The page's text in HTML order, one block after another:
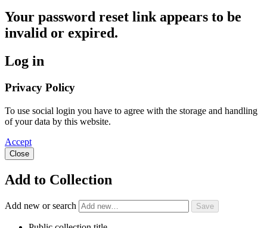
Your password reset link appears to be
invalid or expired.
Log in
Privacy Policy
To use social login you have to agree with the storage and handling
of your data by this website.
Accept
Close
Add to Collection
Add new or search